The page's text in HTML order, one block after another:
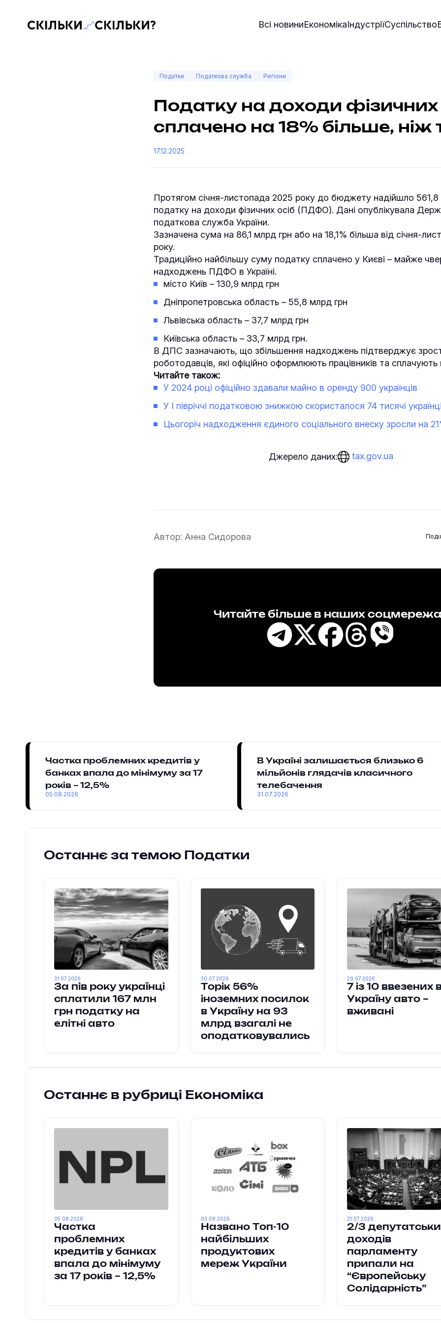
Скільки-скільки? — Медіа про суспільні дані Всі новиниЕкономікаІндустріїСуспільство
Податки Податкова служба Регіони
Податку на доходи фізичних
сплачено на 18% більше, ніж
17.12.2025
Протягом січня-листопада 2025 року до бюджету надійшло 561,8
податку на доходи фізичних осіб (ПДФО). Дані опублікувала
податкова служба України.
Зазначена сума на 86,1 млрд грн або на 18,1% більша від січня-
року.
Традиційно найбільшу суму податку сплачено у Києві – майже
надходжень ПДФО в Україні.
місто Київ – 130,9 млрд грн
Дніпропетровська область – 55,8 млрд грн
Львівська область – 37,7 млрд грн
Київська область – 33,7 млрд грн.
В ДПС зазначають, що збільшення надходжень підтверджує
роботодавців, які офіційно оформлюють працівників та сплачують
Читайте також:
У 2024 році офіційно здавали майно в оренду 900 українців
У І півріччі податковою знижкою скористалося 74 тисячі
Цьогоріч надходження єдиного соціального внеску зросли на
Джерело даних: tax.gov.ua
Автор: Анна Сидорова
Читайте більше в наших
Частка проблемних кредитів у
банках впала до мінімуму за 17
років – 12,5%
05.08.2026
В Україні залишається близько 6
мільйонів глядачів класичного
телебачення
31.07.2026
Останнє за темою Податки
За пів року українці
сплатили 167 млн
грн податку на
елітні авто
31.07.2026
Торік 56%
іноземних посилок
в Україну на 93
млрд взагалі не
оподатковувались
30.07.2026
7 із 10 ввезених
Україну авто –
вживані
29.07.2026
Останнє в рубриці Економіка
Частка
проблемних
кредитів у банках
впала до мінімуму
за 17 років – 12,5%
05.08.2026
Названо Топ-10
найбільших
продуктових
мереж України
03.08.2026
2/3
доходів
парламенту
припали на
“Європейську
Солідарність”
31.07.2026